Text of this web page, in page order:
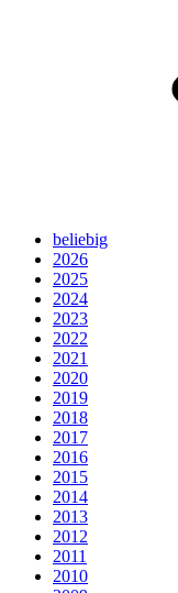
beliebig
2026
2025
2024
2023
2022
2021
2020
2019
2018
2017
2016
2015
2014
2013
2012
2011
2010